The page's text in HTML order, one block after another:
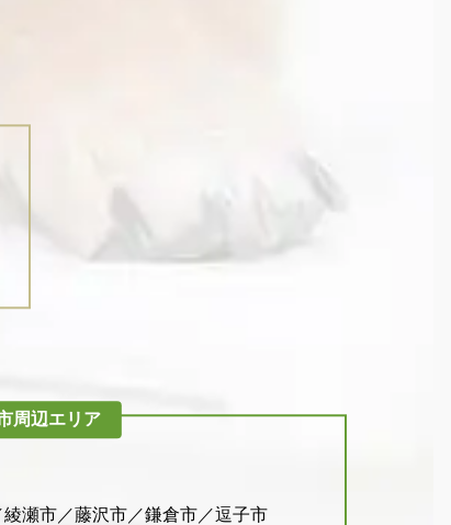
周辺エリア
瀬市／藤沢市／鎌倉市／逗子市